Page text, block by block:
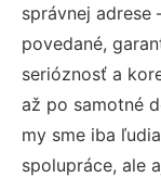
správnej adrese
povedané,
serióznosť a
až po samotné
my sme iba
spolupráce, ale